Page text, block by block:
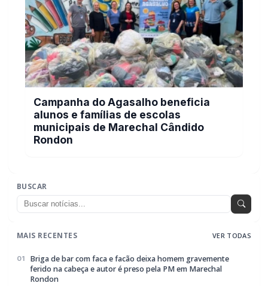
Campanha do Agasalho beneficia
alunos e famílias de escolas
municipais de Marechal Cândido
Rondon
BUSCAR
MAIS RECENTES
01
Briga de bar com faca e facão deixa homem gravemente
Rondon
07/08/2026
02
Mais dois trechos são interditados para obras de
pavimentação no interior de Marechal Rondon
07/08/2026